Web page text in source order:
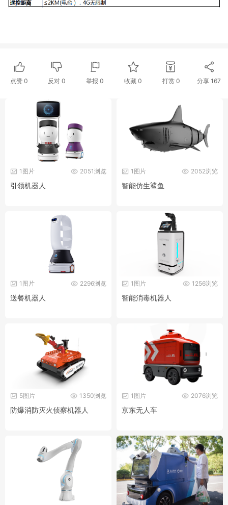
点赞 0 反对0 举报 0 收藏 0 打赏 0 分享167
2051浏览
1图片
引领机器人
2052浏览
1图片
智能仿生鲨鱼
2296浏览
1图片
送餐机器人
1256浏览
1图片
智能消毒机器人
1350浏览
5图片
防爆消防灭火侦察机器人
2076浏览
1图片
京东无人车